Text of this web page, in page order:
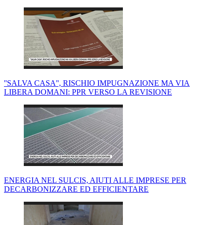
''SALVA CASA'', RISCHIO IMPUGNAZIONE MA VIA
LIBERA DOMANI: PPR VERSO LA REVISIONE
ENERGIA NEL SULCIS, AIUTI ALLE IMPRESE PER
DECARBONIZZARE ED EFFICIENTARE